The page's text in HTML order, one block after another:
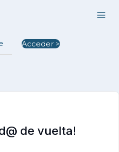
Acceder >
de vuelta!